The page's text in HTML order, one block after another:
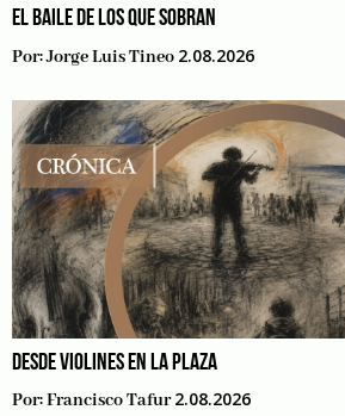
EL BAILE DE LOS QUE SOBRAN
Por:Jorge Luis Tineo 2.08.2026
DESDE VIOLINES EN LA PLAZA
Por:Francisco Tafur 2.08.2026